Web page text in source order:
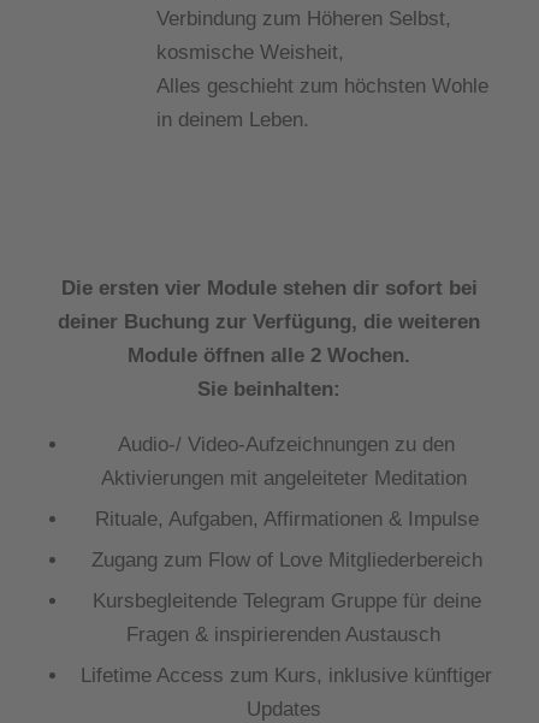
Verbindung zum Höheren Selbst,
kosmische Weisheit,
Alles geschieht zum höchsten Wohle
in deinem Leben.
Die ersten vier Module stehen dir sofort bei
deiner Buchung zur Verfügung, die weiteren
Module öffnen alle 2 Wochen.
Sie beinhalten:
Audio-/ Video-Aufzeichnungen zu den
Aktivierungen mit angeleiteter Meditation
Rituale, Aufgaben, Affirmationen & Impulse
Zugang zum Flow of Love Mitgliederbereich
Kursbegleitende Telegram Gruppe für deine
Fragen & inspirierenden Austausch
Lifetime Access zum Kurs, inklusive künftiger
Updates